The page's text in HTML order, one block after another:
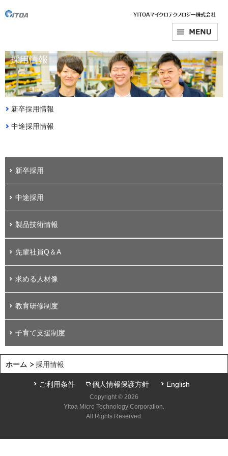
新卒採用情報
中途採用情報
新卒採用
中途採用
製品技術情報
先輩社員Q＆A
求める人材像
教育研修制度
子育て支援制度
ホーム 採用情報
ご利用条件 個人情報保護方針 English
Copyright © 2026
Yitoa Micro Technology Corporation.
All Rights Reserved.